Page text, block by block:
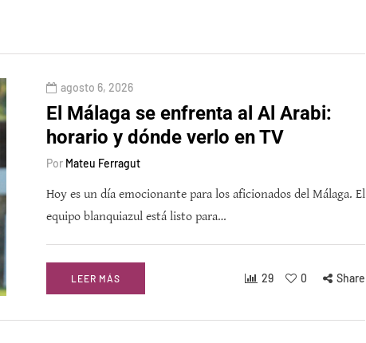
agosto 6, 2026
El Málaga se enfrenta al Al Arabi:
horario y dónde verlo en TV
Por Mateu Ferragut
Hoy es un día emocionante para los aficionados del Málaga. El
equipo blanquiazul está listo para…
LEER MÁS 29 0 Share